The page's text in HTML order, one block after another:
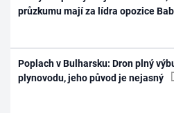
průzkumu mají za lídra opozice
Poplach v Bulharsku: Dron plný
plynovodu, jeho původ je nejasný